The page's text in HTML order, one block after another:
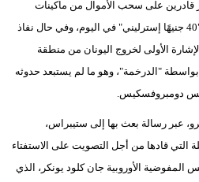
قادرين على سحب الأموال من ماكينات
الصراف الآلي التي تفوق 60 يورو "40 جنيهًا إسترليني" في اليوم، وفي حال نفاذ
الأولى لخروج اليونان من منطقة
بواسطة "الدرخمة"، وهو ما لم يستبعد حدوثه
دومبروفسكيس.
عبر رسالة بعث بها إلى ستيبراس،
التي قادها من أجل التصويت على الاستفتاء
الأوروبية جان كلود يونكر، الذي